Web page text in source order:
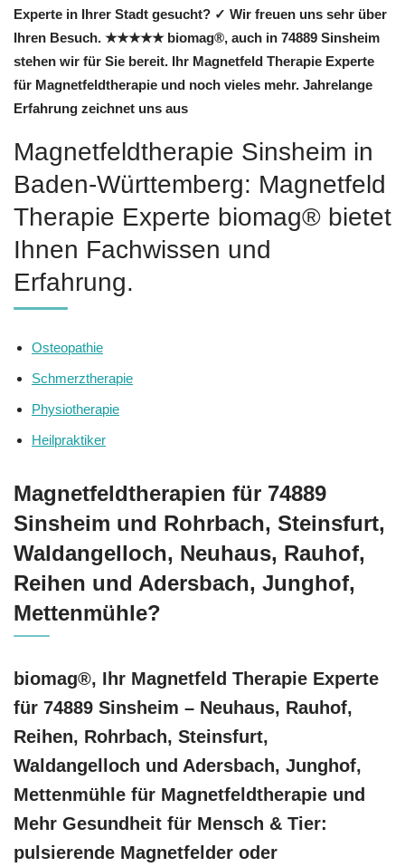
Experte in Ihrer Stadt gesucht? ✓ Wir freuen uns sehr über
Ihren Besuch. ★★★★★ biomag®, auch in 74889 Sinsheim
stehen wir für Sie bereit. Ihr Magnetfeld Therapie Experte
für Magnetfeldtherapie und noch vieles mehr. Jahrelange
Erfahrung zeichnet uns aus
Magnetfeldtherapie Sinsheim in
Baden-Württemberg: Magnetfeld
Therapie Experte biomag® bietet
Ihnen Fachwissen und
Erfahrung.
Osteopathie
Schmerztherapie
Physiotherapie
Heilpraktiker
Magnetfeldtherapien für 74889
Sinsheim und Rohrbach, Steinsfurt,
Waldangelloch, Neuhaus, Rauhof,
Reihen und Adersbach, Junghof,
Mettenmühle?
biomag®, Ihr Magnetfeld Therapie Experte
für 74889 Sinsheim – Neuhaus, Rauhof,
Reihen, Rohrbach, Steinsfurt,
Waldangelloch und Adersbach, Junghof,
Mettenmühle für Magnetfeldtherapie und
Mehr Gesundheit für Mensch & Tier:
pulsierende Magnetfelder oder